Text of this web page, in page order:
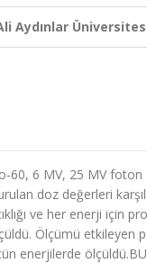
Aydınlar
60, 6 MV, 25 MV foton
doz değerleri
ve her enerji için
Ölçümü
enerjilerde